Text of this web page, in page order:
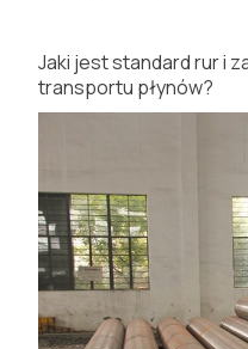
Jaki jest standard rur i
transportu płynów?